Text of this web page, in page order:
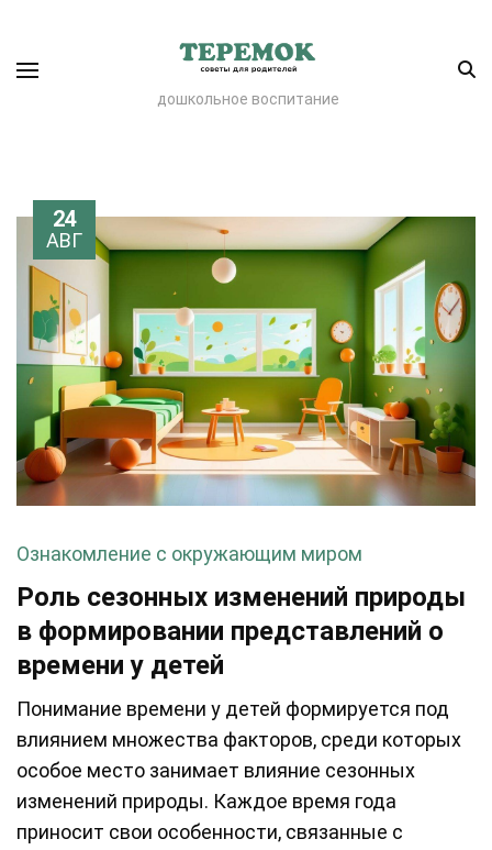
дошкольное воспитание
24
АВГ
Ознакомление с окружающим миром
Роль сезонных изменений природы
в формировании представлений о
времени у детей
Понимание времени у детей формируется под
влиянием множества факторов, среди которых
особое место занимает влияние сезонных
изменений природы. Каждое время года
приносит свои особенности, связанные с